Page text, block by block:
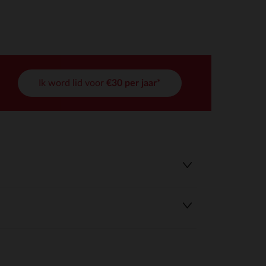
aan te passen en te beheren, en zorgt ervoor dat aan
Ik word lid voor €30 per jaar*